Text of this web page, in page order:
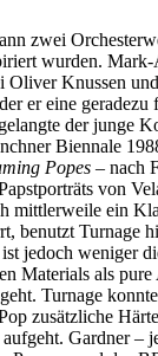
zwei
wurden.
Oliver Knussen
er eine
der junge
Biennale
Popes – nach
von
mittlerweile ein
benutzt Turnage
jedoch weniger
Materials als pure
Turnage
zusätzliche
Gardner –